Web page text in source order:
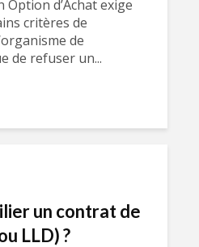
Option d’Achat exige
critères de
de
de refuser un...
un contrat de
LLD) ?